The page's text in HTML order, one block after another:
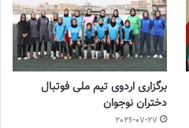
برگزاری اردوی تیم ملی فوتبال
دختران نوجوان
2026-07-27